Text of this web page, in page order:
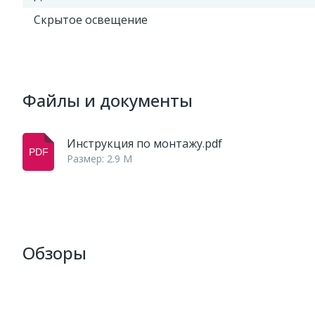
Скрытое освещение
Файлы и документы
Инструкция по монтажу.pdf
Размер: 2.9 M
Обзоры